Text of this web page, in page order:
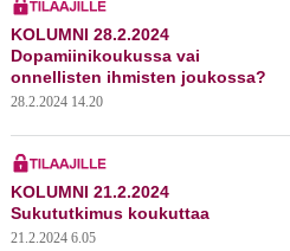
KOLUMNI 28.2.2024
Dopamiinikoukussa vai
onnellisten ihmisten joukossa?
28.2.2024 14.20
KOLUMNI 21.2.2024
Sukututkimus koukuttaa
21.2.2024 6.05